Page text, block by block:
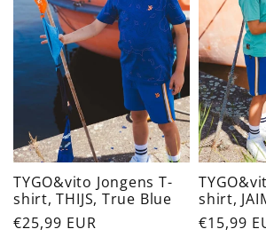
TYGO&vito Jongens T-
shirt, THIJS, True Blue
Normaler
€25,99 EUR
shirt,
€15,99